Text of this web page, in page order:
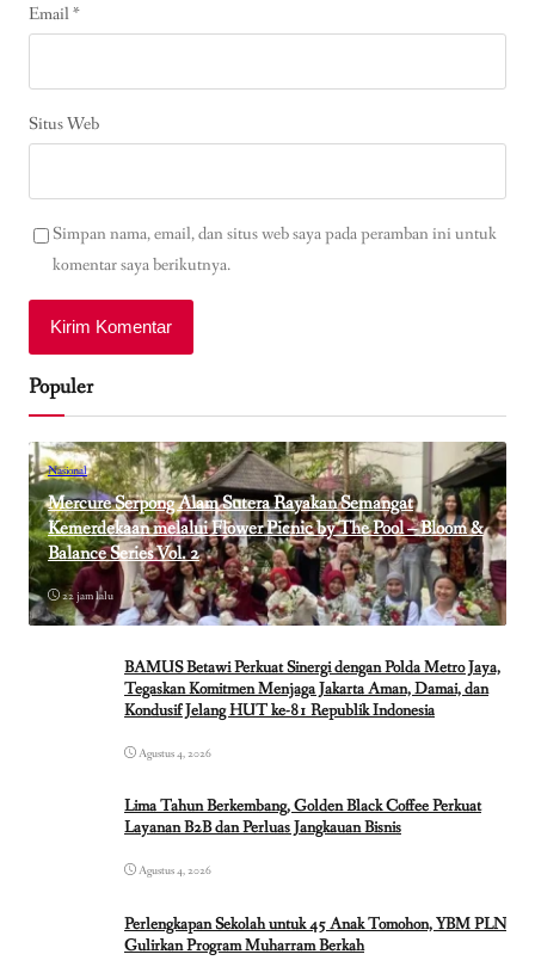
Email*
Situs Web
Simpan nama, email, dan situs web saya pada peramban ini untuk
komentar saya berikutnya.
Populer
Nasional
Mercure Serpong Alam Sutera Rayakan Semangat
Kemerdekaan melalui Flower Picnic by The Pool – Bloom &
Balance Series Vol. 2
22 jam lalu
BAMUS Betawi Perkuat Sinergi dengan Polda Metro Jaya,
Tegaskan Komitmen Menjaga Jakarta Aman, Damai, dan
Kondusif Jelang HUT ke-81 Republik Indonesia
Agustus 4, 2026
Lima Tahun Berkembang, Golden Black Coffee Perkuat
Layanan B2B dan Perluas Jangkauan Bisnis
Agustus 4, 2026
Perlengkapan Sekolah untuk 45 Anak Tomohon, YBM PLN
Gulirkan Program Muharram Berkah